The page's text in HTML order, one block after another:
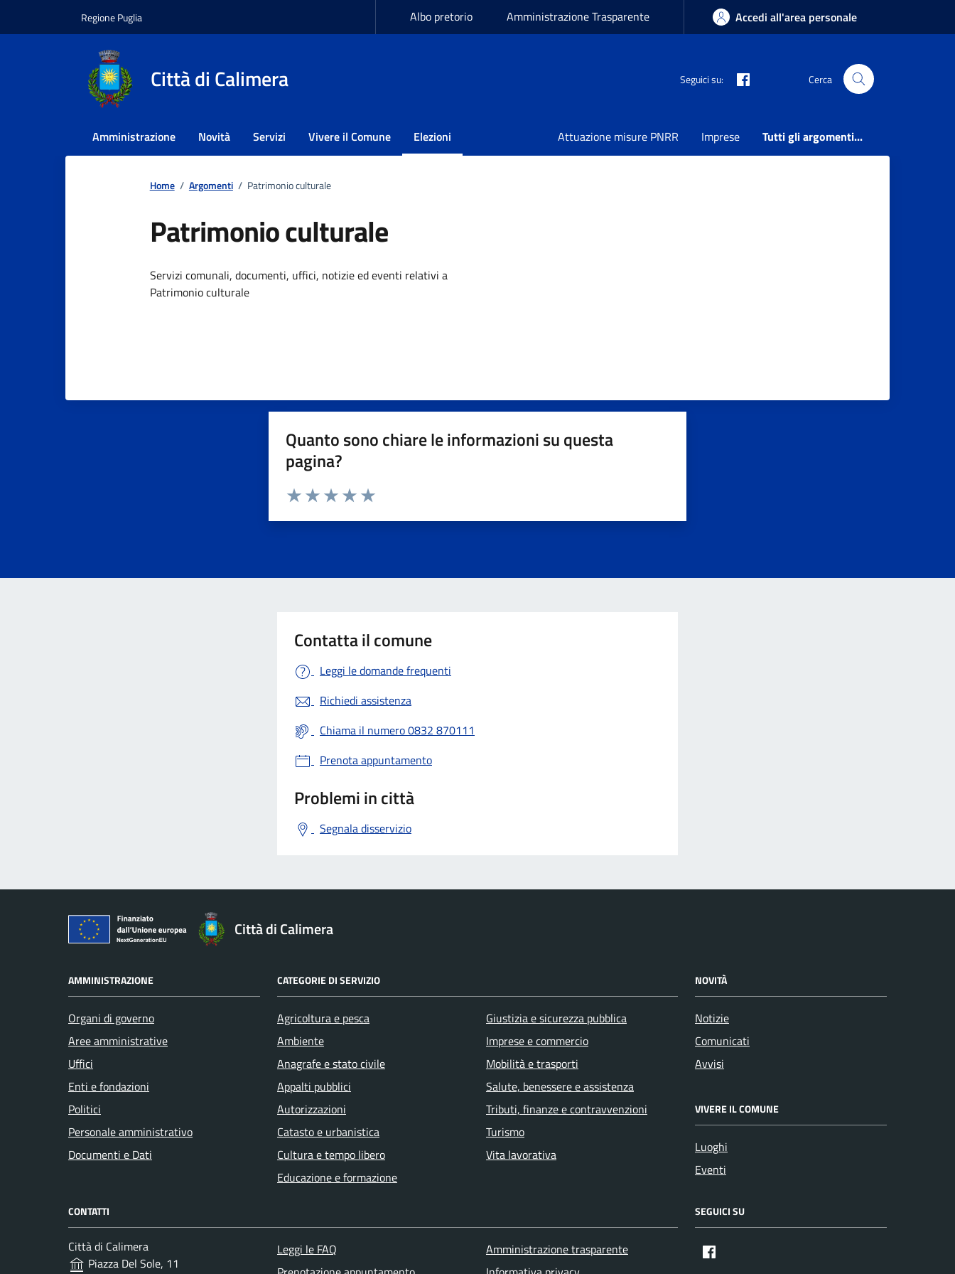
Regione Puglia Albo pretorio Amministrazione Trasparente Accedi all'area personale
Città di Calimera Seguici su: Cerca
Amministrazione Novità Servizi Vivere il Comune Elezioni Attuazione misure PNRR Imprese Tutti gli argomenti...
Home / Argomenti / Patrimonio culturale
Patrimonio culturale
Dettagli dell'argomento
Servizi comunali, documenti, uffici, notizie ed eventi relativi a
Patrimonio culturale
Quanto sono chiare le informazioni su questa
pagina?
Contatta il comune
Leggi le domande frequenti
Richiedi assistenza
Chiama il numero 0832 870111
Prenota appuntamento
Problemi in città
Segnala disservizio
Città di Calimera
AMMINISTRAZIONE
Organi di governo
Aree amministrative
Uffici
Enti e fondazioni
Politici
Personale amministrativo
Documenti e Dati
CATEGORIE DI SERVIZIO
Agricoltura e pesca
Ambiente
Anagrafe e stato civile
Appalti pubblici
Autorizzazioni
Catasto e urbanistica
Cultura e tempo libero
Educazione e formazione
Giustizia e sicurezza pubblica
Imprese e commercio
Mobilità e trasporti
Salute, benessere e assistenza
Tributi, finanze e contravvenzioni
Turismo
Vita lavorativa
NOVITÀ
Notizie
Comunicati
Avvisi
VIVERE IL COMUNE
Luoghi
Eventi
CONTATTI
Città di Calimera
Piazza Del Sole, 11
Leggi le FAQ
Amministrazione trasparente
SEGUICI SU